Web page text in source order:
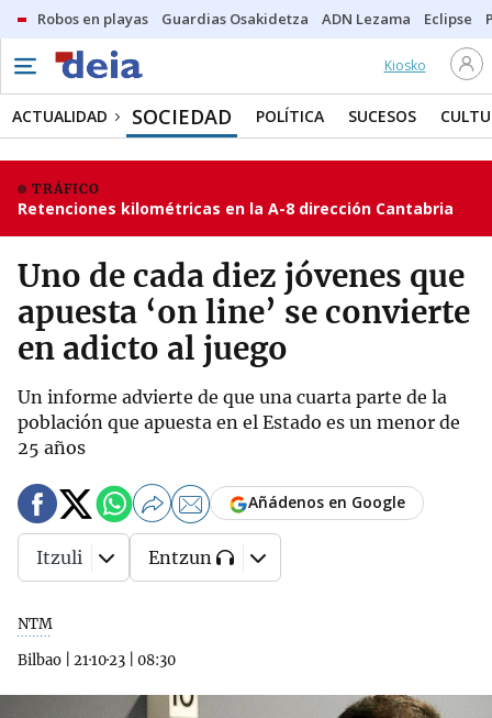
Robos en playas Guardias Osakidetza ADN Lezama Eclipse
Kiosko
ACTUALIDAD SOCIEDAD POLÍTICA SUCESOS
TRÁFICO
Retenciones kilométricas en la A-8 dirección Cantabria
Uno de cada diez jóvenes que
apuesta ‘on line’ se convierte
en adicto al juego
Un informe advierte de que una cuarta parte de la
población que apuesta en el Estado es un menor de
25 años
NTM
Bilbao
21·10·23 08:30
Añádenos en Google
Itzuli Entzun